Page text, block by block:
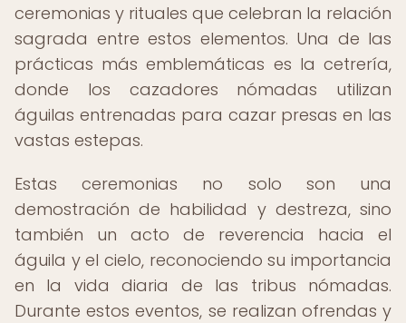
ceremonias y rituales que celebran la relación
sagrada entre estos elementos. Una de las
prácticas más emblemáticas es la cetrería,
donde los cazadores nómadas utilizan
águilas entrenadas para cazar presas en las
vastas estepas.
Estas ceremonias no solo son una
demostración de habilidad y destreza, sino
también un acto de reverencia hacia el
águila y el cielo, reconociendo su importancia
en la vida diaria de las tribus nómadas.
Durante estos eventos, se realizan ofrendas y